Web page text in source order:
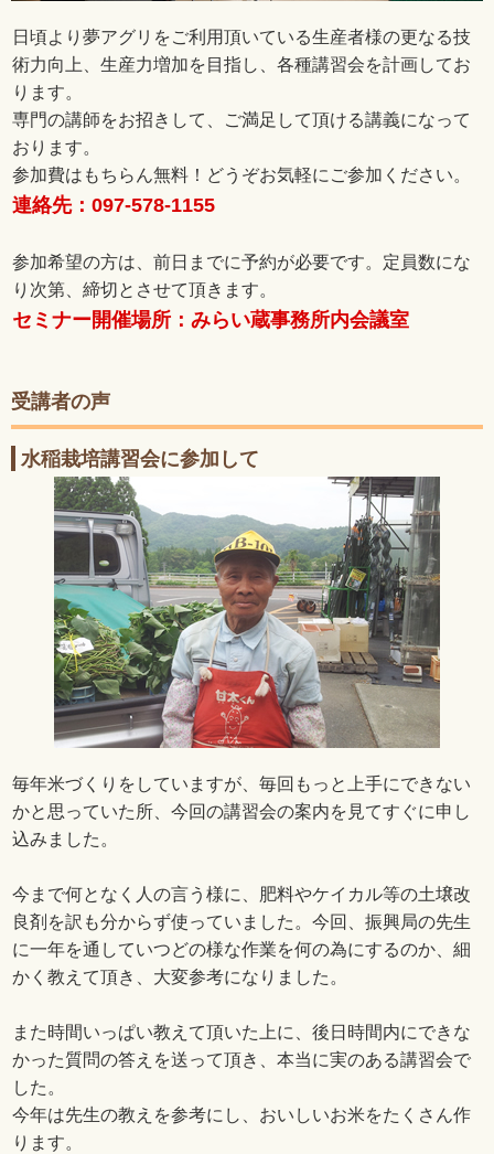
日頃より夢アグリをご利用頂いている生産者様の更なる技
術力向上、生産力増加を目指し、各種講習会を計画してお
ります。
専門の講師をお招きして、ご満足して頂ける講義になって
おります。
参加費はもちらん無料！どうぞお気軽にご参加ください。
連絡先：097-578-1155
参加希望の方は、前日までに予約が必要です。定員数にな
り次第、締切とさせて頂きます。
セミナー開催場所：みらい蔵事務所内会議室
受講者の声
水稲栽培講習会に参加して
毎年米づくりをしていますが、毎回もっと上手にできない
かと思っていた所、今回の講習会の案内を見てすぐに申し
込みました。
今まで何となく人の言う様に、肥料やケイカル等の土壌改
良剤を訳も分からず使っていました。今回、振興局の先生
に一年を通していつどの様な作業を何の為にするのか、細
かく教えて頂き、大変参考になりました。
また時間いっぱい教えて頂いた上に、後日時間内にできな
かった質問の答えを送って頂き、本当に実のある講習会で
した。
今年は先生の教えを参考にし、おいしいお米をたくさん作
ります。